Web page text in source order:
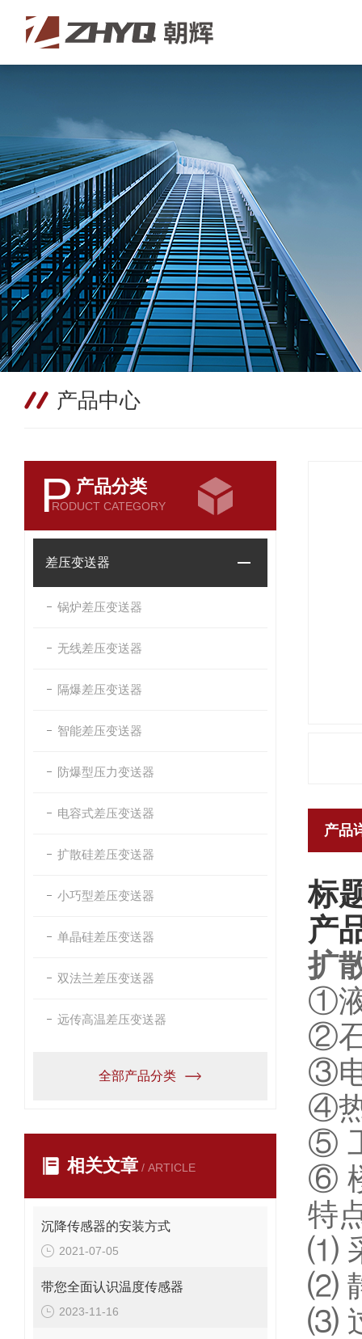
产品中心
P 产品分类
RODUCT CATEGORY
差压变送器
锅炉差压变送器
无线差压变送器
隔爆差压变送器
智能差压变送器
防爆型压力变送器
电容式差压变送器
扩散硅差压变送器
小巧型差压变送器
单晶硅差压变送器
双法兰差压变送器
远传高温差压变送器
全部产品分类
相关文章 / ARTICLE
沉降传感器的安装方式
2021-07-05
带您全面认识温度传感器
2023-11-16
产品
标
产
扩
①
②
③
④
⑤
⑥
特
⑴
⑵
⑶